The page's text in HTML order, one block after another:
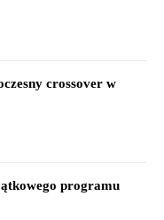
crossover w
programu